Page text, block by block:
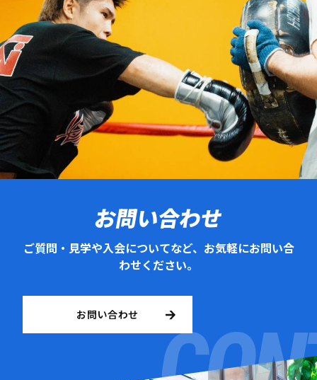
お問い合わせ
ご質問・見学や入会についてなど、お気軽にお問い合
わせください。
お問い合わせ